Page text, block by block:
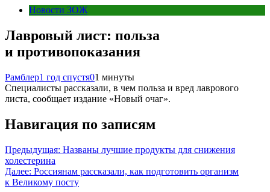
Новости ЗОЖ
Лавровый лист: польза
и противопоказания
Рамблер1 год спустя01 минуты
Специалисты рассказали, в чем польза и вред лаврового
листа, сообщает издание «Новый очаг».
Навигация по записям
Предыдущая: Названы лучшие продукты для снижения
холестерина
Далее: Россиянам рассказали, как подготовить организм
к Великому посту